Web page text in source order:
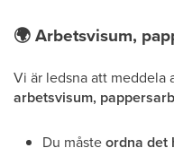
🌍Arbetsvisum,
Vi är ledsna att meddela
arbetsvisum,
Du måsteordna det